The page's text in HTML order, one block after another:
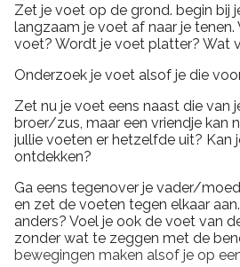
Zet je voet op de grond. begin bij
langzaam je voet af naar je
voet? Wordt je voet platter? Wat
Onderzoek je voet alsof je die
Zet nu je voet eens naast die
broer/zus, maar een vriendje kan
jullie voeten er hetzelfde uit? Kan
ontdekken?
Ga eens tegenover je vader/
en zet de voeten tegen elkaar
anders? Voel je ook de voet van
zonder wat te zeggen met de
bewegingen maken alsof je op